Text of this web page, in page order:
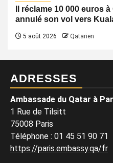
Il réclame 10 000 euros
annulé son vol vers
5 août 2026 Qatarien
ADRESSES
Ambassade du Qatar à
1 Rue de Tilsitt
75008 Paris
Téléphone : 01 45 51 90 71
https://paris.embassy.qa/fr